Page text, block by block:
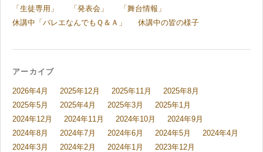
「生徒専用」
「発表会」
「舞台情報」
休講中「バレエなんでもＱ＆Ａ」
休講中の皆の様子
アーカイブ
2026年4月 2025年12月 2025年11月
2025年8月
2025年5月
2025年4月 2025年3月
2025年1月
2024年12月
2024年11月 2024年10月
2024年9月
2024年8月
2024年7月 2024年6月 2024年5月
2024年4月
2024年3月
2024年2月 2024年1月
2023年12月